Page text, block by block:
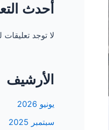
أحدث
لا توجد
الأرشيف
يونيو 2026
سبتمبر 2025